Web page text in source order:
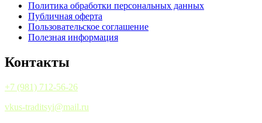
Политика обработки персональных данных
Публичная оферта
Пользовательское соглашение
Полезная информация
Контакты
+7 (981) 712-56-26
vkus-traditsyi@mail.ru